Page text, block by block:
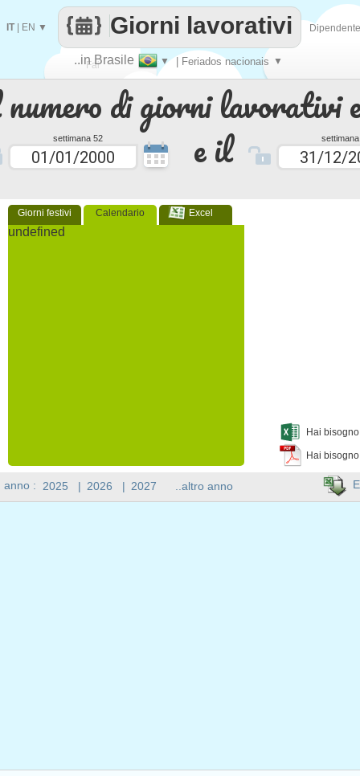
di giorni lavorativi
settimana 52 e il
Giorni festivi Calendario Excel
undefined
Hai
Hai
Fai
contare
..in Brasile ▼ | Feriados nacionais ▼
Giorni lavorativi
IT| EN ▼
anno : 2025 | 2026 | 2027 ..altro anno